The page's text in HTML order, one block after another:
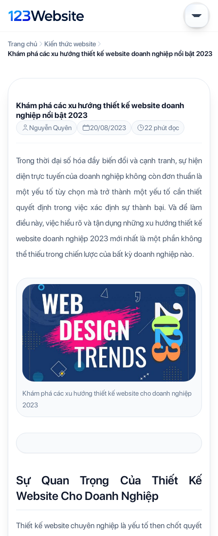
Trang chủ
Kiến thức website
Khám phá các xu hướng thiết kế website doanh nghiệp nổi bật 2023
Khám phá các xu hướng thiết kế website doanh
nghiệp nổi bật 2023
Nguyễn Quyên 20/08/2023 22 phút đọc
Trong thời đại số hóa đầy biến đổi và cạnh tranh, sự hiện
diện trực tuyến của doanh nghiệp không còn đơn thuần là
một yếu tố tùy chọn mà trở thành một yếu tố cần thiết
quyết định trong việc xác định sự thành bại. Và để làm
điều này, việc hiểu rõ và tận dụng những xu hướng thiết kế
website doanh nghiệp 2023 mới nhất là một phần không
thể thiếu trong chiến lược của bất kỳ doanh nghiệp nào.
Khám phá các xu hướng thiết kế website cho doanh nghiệp
2023
Sự Quan Trọng Của Thiết Kế
Website Cho Doanh Nghiệp
Thiết kế website chuyên nghiệp là yếu tố then chốt quyết